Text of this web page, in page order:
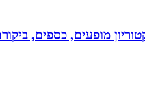
מופעים, כספים,